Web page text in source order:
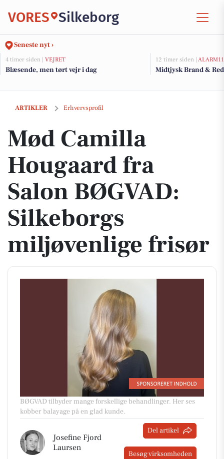
VORES Silkeborg
Seneste nyt ›
4 timer siden | VEJRET
Blæsende, men tørt vejr i dag
12 timer siden |
Midtjysk Brand &
ARTIKLER Erhvervsprofil
Mød Camilla Hougaard fra Salon BØGVAD: Silkeborgs miljøvenlige
Mød Camilla
Hougaard fra
Salon BØGVAD:
Silkeborgs
miljøvenlige frisør
BØGVAD tilbyder mange forskellige behandlinger. Her ses
kobber balayage på en glad kunde.
Josefine Fjord
Laursen
Del artikel
Besøg virksomheden